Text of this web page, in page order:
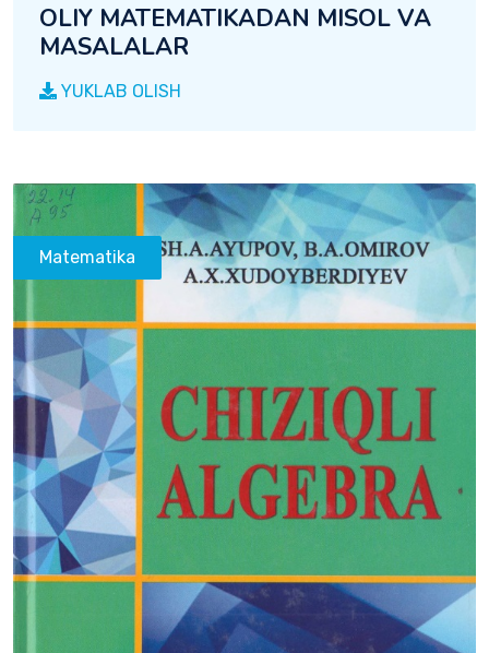
OLIY MATEMATIKADAN MISOL VA
MASALALAR
YUKLAB OLISH
Matematika